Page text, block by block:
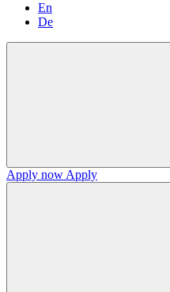
En
De
Apply now Apply